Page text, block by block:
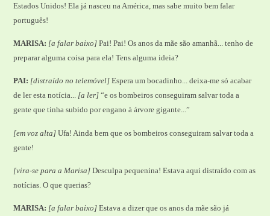
Estados Unidos! Ela já nasceu na América, mas sabe muito bem falar
português!
MARISA: [a falar baixo] Pai! Pai! Os anos da mãe são amanhã... tenho de
preparar alguma coisa para ela! Tens alguma ideia?
PAI: [distraído no telemóvel] Espera um bocadinho... deixa-me só acabar
de ler esta notícia... [a ler] “e os bombeiros conseguiram salvar toda a
gente que tinha subido por engano à árvore gigante...”
[em voz alta] Ufa! Ainda bem que os bombeiros conseguiram salvar toda a
gente!
[vira-se para a Marisa] Desculpa pequenina! Estava aqui distraído com as
notícias. O que querias?
MARISA: [a falar baixo] Estava a dizer que os anos da mãe são já